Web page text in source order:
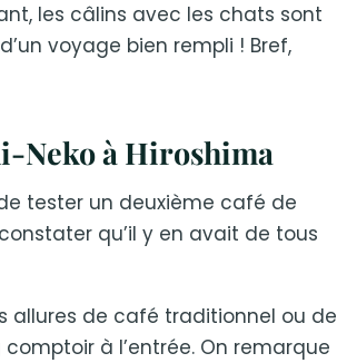
les câlins avec les chats sont
voyage bien rempli ! Bref,
Neko à Hiroshima
tester un deuxième café de
qu’il y en avait de tous
allures de café traditionnel ou de
à l’entrée. On remarque